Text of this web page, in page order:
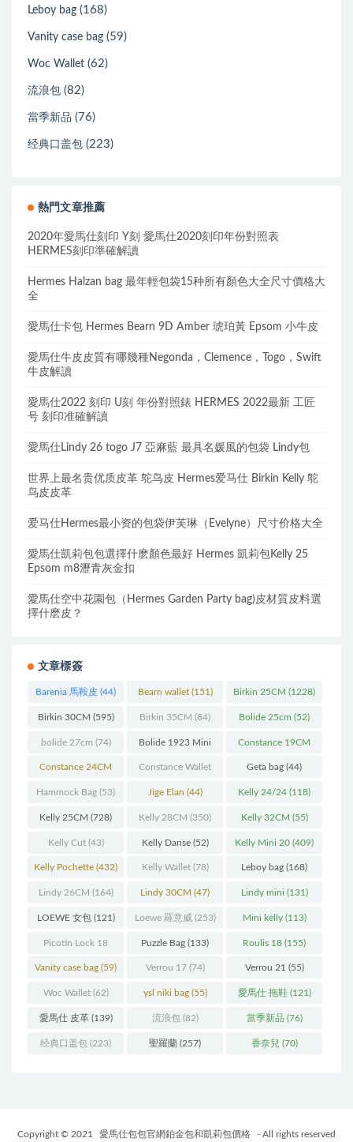
Leboy bag (168)
Vanity case bag (59)
Woc Wallet (62)
流浪包 (82)
當季新品 (76)
经典口盖包 (223)
熱門文章推薦
2020年愛馬仕刻印 Y刻 愛馬仕2020刻印年份對照表
HERMES刻印準確解讀
Hermes Halzan bag 最年輕包袋15种所有顏色大全尺寸價格大
全
愛馬仕卡包 Hermes Bearn 9D Amber 琥珀黃 Epsom 小牛皮
愛馬仕牛皮皮質有哪幾種Negonda，Clemence，Togo，Swift
牛皮解讀
愛馬仕2022 刻印 U刻 年份對照錶 HERMES 2022最新 工匠
号 刻印准確解讀
愛馬仕Lindy 26 togo J7 亞麻藍 最具名媛風的包袋 Lindy包
世界上最名贵优质皮革 鸵鸟皮 Hermes爱马仕 Birkin Kelly 鸵
鸟皮皮革
爱马仕Hermes最小资的包袋伊芙琳（Evelyne）尺寸价格大全
愛馬仕凱莉包包選擇什麽顏色最好 Hermes 凱莉包Kelly 25
Epsom m8瀝青灰金扣
愛馬仕空中花園包（Hermes Garden Party bag)皮材質皮料選
擇什麽皮？
文章標簽
Barenia 馬鞍皮 (44) Bearn wallet(151) Birkin 25CM (1228)
Birkin 30CM (595) Birkin 35CM (84) Bolide 25cm (52)
bolide 27cm (74) Bolide 1923 Mini
(93)
Constance 19CM
(571)
Constance 24CM
(216)
Constance Wallet
(60)
Geta bag (44)
Hammock Bag (53) Jige Elan (44) Kelly 24/24 (118)
Kelly 25CM (728) Kelly 28CM (350) Kelly 32CM (55)
Kelly Cut(43) Kelly Danse(52) Kelly Mini 20 (409)
Kelly Pochette (432) Kelly Wallet(78) Leboy bag (168)
Lindy 26CM (164) Lindy 30CM (47) Lindy mini (131)
LOEWE 女包(121) Loewe 羅意威(253) Mini kelly(113)
Picotin Lock 18
(202)
Puzzle Bag (133) Roulis 18 (155)
Vanity case bag (59) Verrou 17(74) Verrou 21 (55)
Woc Wallet(62) ysl niki bag(55) 愛馬仕 拖鞋(121)
愛馬仕 皮革(139) 流浪包(82) 當季新品 (76)
经典口盖包 (223) 聖羅蘭 (257) 香奈兒 (70)
Copyright © 2021 愛馬仕包包官網鉑金包和凱莉包價格 - All rights reserved